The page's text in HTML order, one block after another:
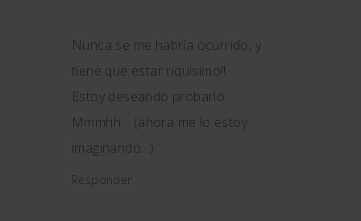
Nunca se me habría ocurrido, y
tiene que estar riquisimo!!
Estoy deseando probarlo.
Mmmhh… (ahora me lo estoy
imaginando…)
Responder